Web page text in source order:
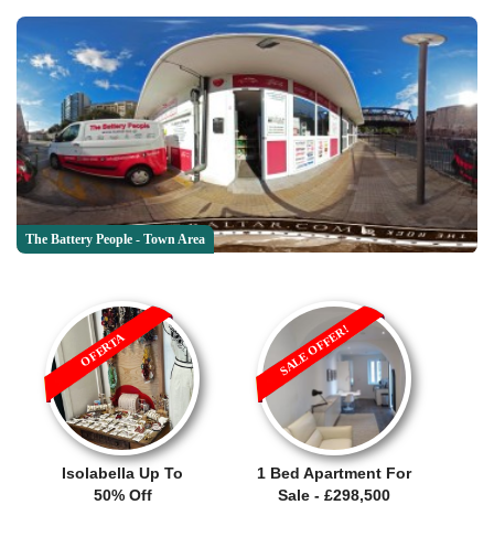
The Battery People - Town Area
Isolabella Up To
50% Off
OFERTA
1 Bed Apartment For
Sale - £298,500
SALE OFFER!